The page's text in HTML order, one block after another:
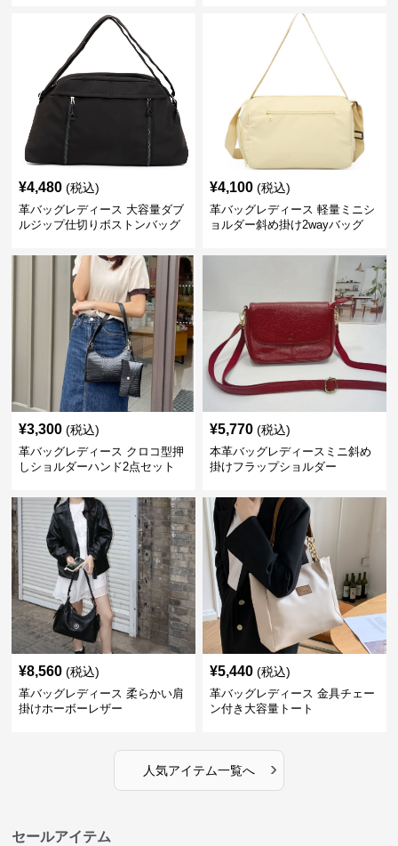
¥4,480 (税込)
革バッグレディース 大容量ダブ
ルジップ仕切りボストンバッグ
¥4,100 (税込)
革バッグレディース 軽量ミニシ
ョルダー斜め掛け2wayバッグ
¥3,300 (税込)
革バッグレディース クロコ型押
しショルダーハンド2点セット
¥5,770 (税込)
本革バッグレディースミニ斜め
掛けフラップショルダー
¥8,560 (税込)
革バッグレディース 柔らかい肩
掛けホーボーレザー
¥5,440 (税込)
革バッグレディース 金具チェー
ン付き大容量トート
人気アイテム一覧へ ›
セールアイテム